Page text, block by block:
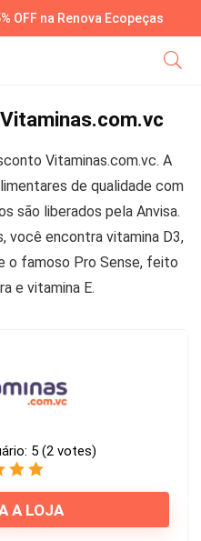
OFF na Renova Ecopeças
Vitaminas.com.vc. A
de qualidade com
são liberados pela Anvisa.
você encontra vitamina D3,
o famoso Pro Sense, feito
e vitamina E.
5 (2votes)
A LOJA